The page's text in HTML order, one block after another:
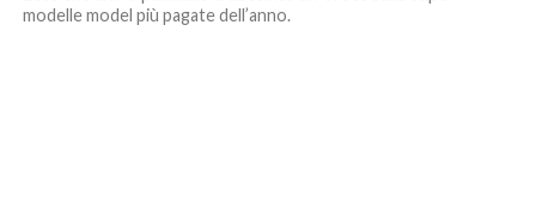
modelle model più pagate dell’anno.